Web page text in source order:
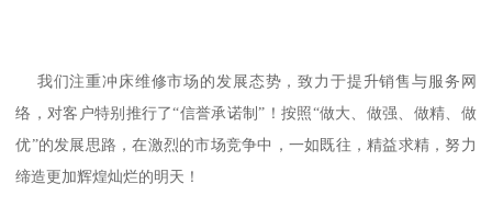
我们注重冲床维修市场的发展态势，致力于提升销售与服务网
络，对客户特别推行了“信誉承诺制”！按照“做大、做强、做精、做
优”的发展思路，在激烈的市场竞争中，一如既往，精益求精，努力
缔造更加辉煌灿烂的明天！